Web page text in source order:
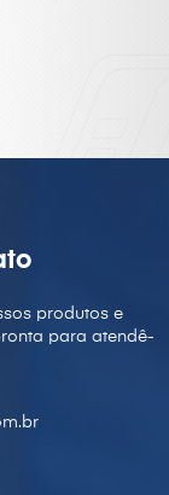
produtos e
para atendê-